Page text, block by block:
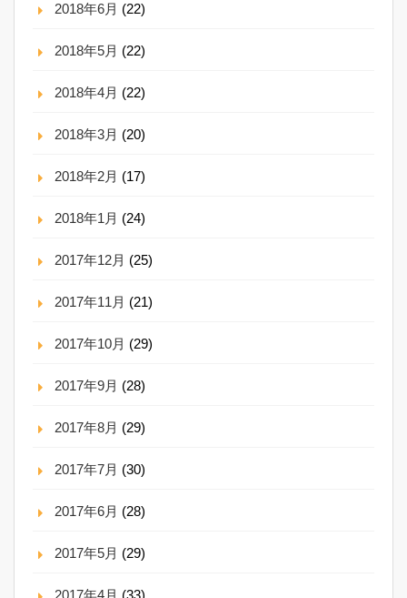
2018年6月 (22)
2018年5月 (22)
2018年4月 (22)
2018年3月 (20)
2018年2月 (17)
2018年1月 (24)
2017年12月 (25)
2017年11月 (21)
2017年10月 (29)
2017年9月 (28)
2017年8月 (29)
2017年7月 (30)
2017年6月 (28)
2017年5月 (29)